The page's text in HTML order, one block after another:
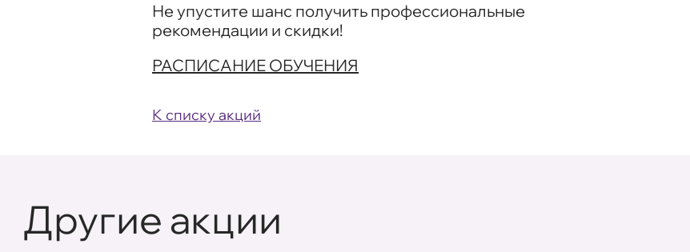
Не упустите шанс получить профессиональные
рекомендации и скидки!
РАСПИСАНИЕ ОБУЧЕНИЯ
К списку акций
Другие акции